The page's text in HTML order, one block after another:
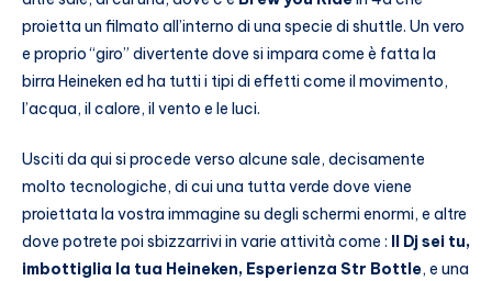
proietta un filmato all’interno di una specie di shuttle. Un vero
e proprio “giro” divertente dove si impara come è fatta la
birra Heineken ed ha tutti i tipi di effetti come il movimento,
l’acqua, il calore, il vento e le luci.
Usciti da qui si procede verso alcune sale, decisamente
molto tecnologiche, di cui una tutta verde dove viene
proiettata la vostra immagine su degli schermi enormi, e altre
dove potrete poi sbizzarrivi in varie attività come : Il Dj sei tu,
imbottiglia la tua Heineken, Esperienza Str Bottle, e una